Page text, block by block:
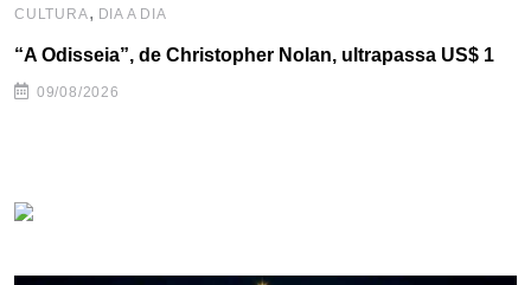
CULTURA, DIA A DIA
“A Odisseia”, de Christopher Nolan, ultrapassa US$ 1
09/08/2026